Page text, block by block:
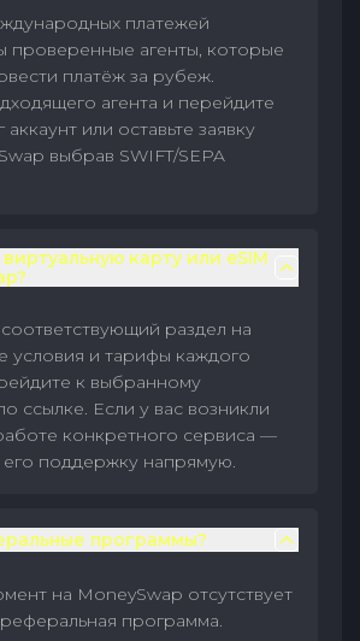
платежей
проверенные агенты, которые
платёж за рубеж.
агента и перейдите
аккаунт или оставьте заявку
выбрав SWIFT/SEPA
карту или eSIM
раздел на
условия и тарифы каждого
к выбранному
ссылке. Если у вас возникли
конкретного сервиса —
его поддержку напрямую.
программы?
на MoneySwap отсутствует
программа.